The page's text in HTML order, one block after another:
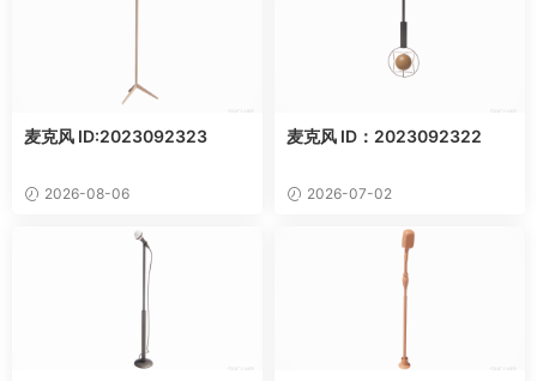
麦克风 ID:2023092323
2026-08-06
麦克风 ID：2023092322
2026-07-02